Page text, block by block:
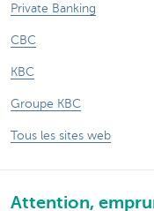
Private Banking
CBC
KBC
Groupe KBC
Tous les sites web
Attention,